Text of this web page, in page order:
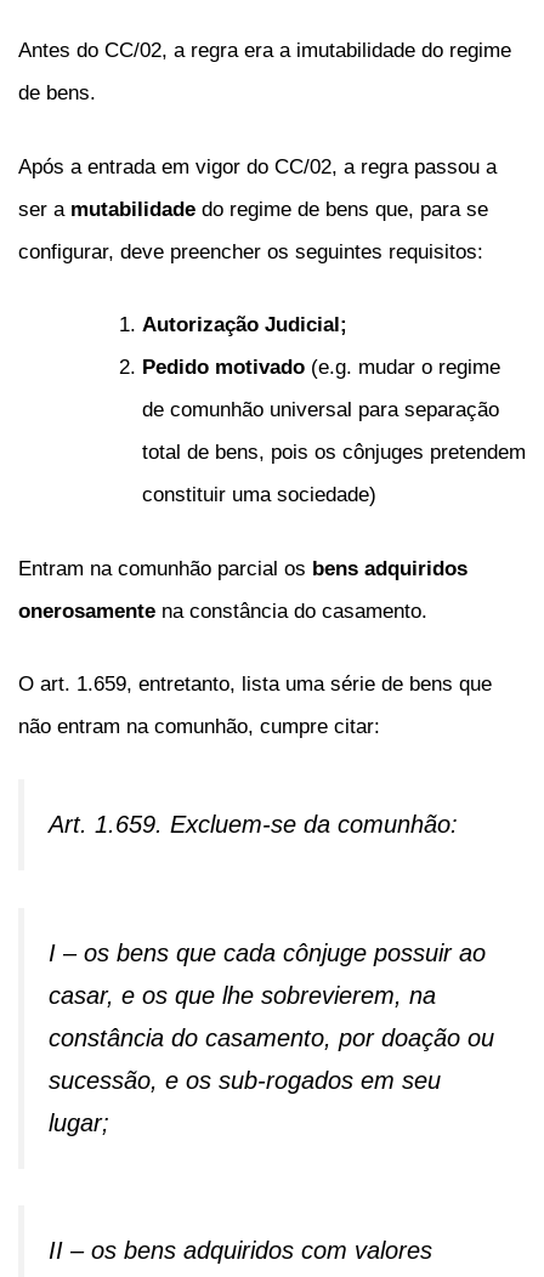
Antes do CC/02, a regra era a imutabilidade do regime
de bens.
Após a entrada em vigor do CC/02, a regra passou a
ser a mutabilidade do regime de bens que, para se
configurar, deve preencher os seguintes requisitos:
Autorização Judicial;
Pedido motivado (e.g. mudar o regime
de comunhão universal para separação
total de bens, pois os cônjuges pretendem
constituir uma sociedade)
Entram na comunhão parcial os bens adquiridos
onerosamente na constância do casamento.
O art. 1.659, entretanto, lista uma série de bens que
não entram na comunhão, cumpre citar:
Art. 1.659. Excluem-se da comunhão:
I – os bens que cada cônjuge possuir ao
casar, e os que lhe sobrevierem, na
constância do casamento, por doação ou
sucessão, e os sub-rogados em seu
lugar;
II – os bens adquiridos com valores